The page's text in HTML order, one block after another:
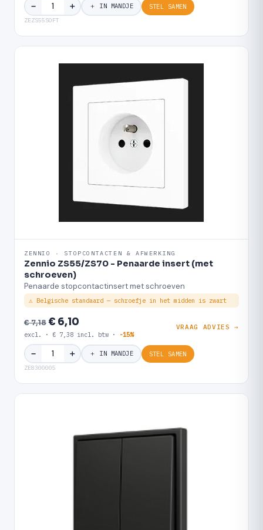
− ＋ ＋ IN MANDJE STEL SAMEN
ZEZS55SOFT
ZENNIO · STOPCONTACTEN & AFWERKING
Zennio ZS55/ZS70 - Penaarde insert (met
schroeven)
Penaarde stopcontactinsert met schroeven
⚠ Belgische standaard — schroefje in het midden is zwart
€ 7,18€ 6,10
excl. · € 7,38 incl. btw · -15%
VRAAG ADVIES →
− ＋ ＋ IN MANDJE STEL SAMEN
ZE8300005